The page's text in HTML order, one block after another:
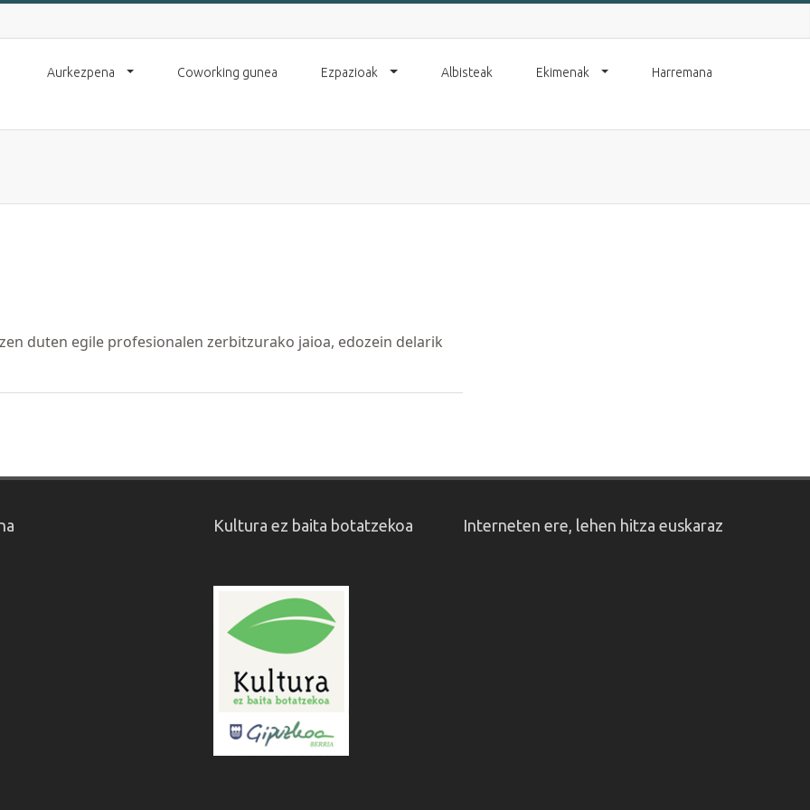
Aurkezpena Coworking gunea Ezpazioak Albisteak Ekimenak Harremana
duten egile profesionalen zerbitzurako jaioa, edozein delarik
Kultura ez baita botatzekoa Interneten ere, lehen hitza euskaraz